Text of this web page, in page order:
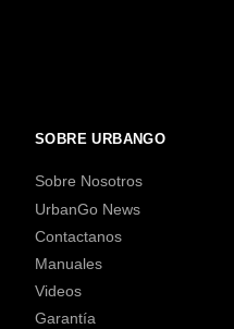
SOBRE URBANGO
Sobre Nosotros
UrbanGo News
Contactanos
Manuales
Videos
Garantía